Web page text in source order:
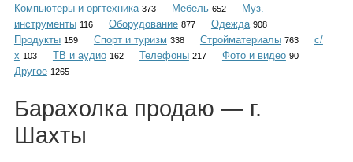
Объявления
Компьютеры и оргтехника 373 Мебель 652
Муз.
инструменты 116 Оборудование 877 Одежда 908
Продукты 159 Спорт и туризм 338 Стройматериалы 763
с/
х 103 ТВ и аудио 162 Телефоны 217 Фото и видео 90
Другое 1265
Барахолка продаю — г.
Шахты